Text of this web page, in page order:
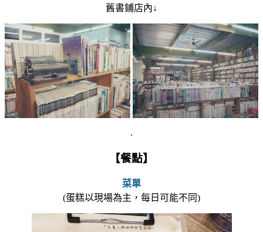
舊書鋪店內↓
.
【餐點】
菜單
(蛋糕以現場為主，每日可能不同)